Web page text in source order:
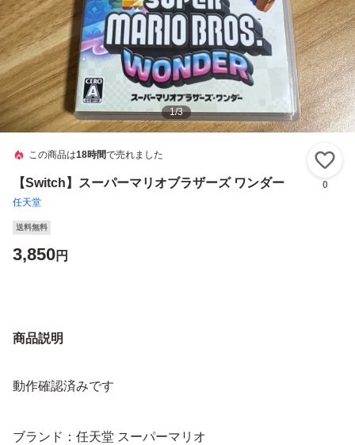
1/3
この商品は18時間で売れました
【Switch】スーパーマリオブラザーズ ワンダー
任天堂
0
送料無料
3,850円
商品説明
動作確認済みです
ブランド：任天堂 スーパーマリオ